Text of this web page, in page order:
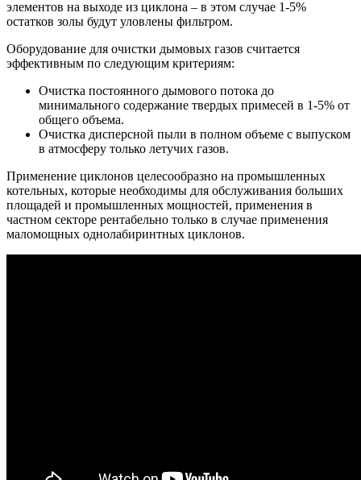
элементов на выходе из циклона – в этом случае 1-5%
остатков золы будут уловлены фильтром.
Оборудование для очистки дымовых газов считается
эффективным по следующим критериям:
Очистка постоянного дымового потока до
минимального содержание твердых примесей в 1-5% от
общего объема.
Очистка дисперсной пыли в полном объеме с выпуском
в атмосферу только летучих газов.
Применение циклонов целесообразно на промышленных
котельных, которые необходимы для обслуживания больших
площадей и промышленных мощностей, применения в
частном секторе рентабельно только в случае применения
маломощных однолабиринтных циклонов.